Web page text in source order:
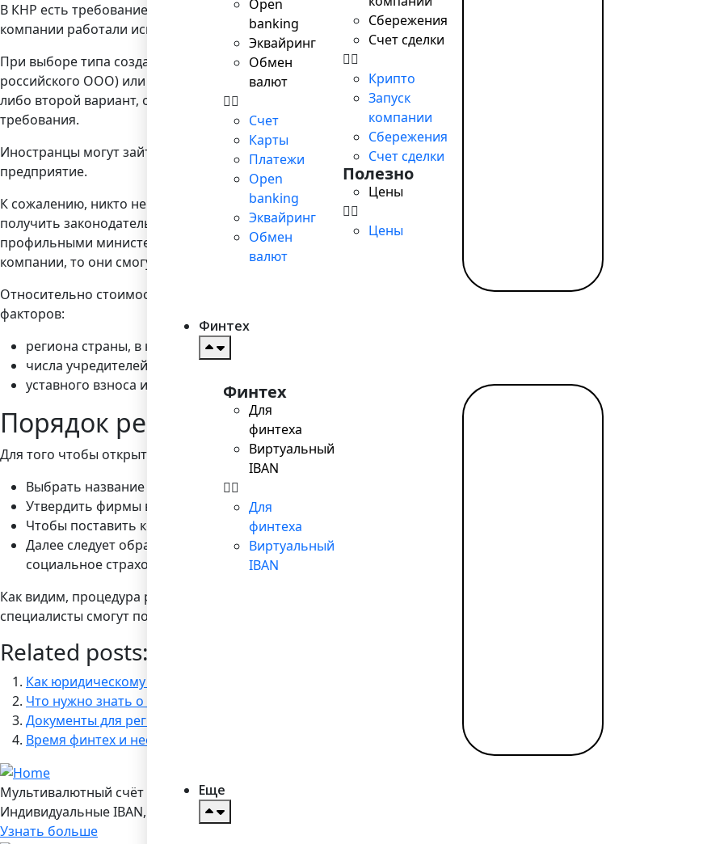
Open
banking
Эквайринг
Обмен
валют
Счет
Карты
Платежи
Open
banking
Эквайринг
Обмен
валют
Сбережения
Счет сделки
Крипто
Запуск
компании
Сбережения
Счет сделки
Полезно
Цены
Цены
Финтех
Финтех
Для
финтеха
Виртуальный
IBAN
Для
финтеха
Виртуальный
IBAN
Еще
В КНР есть требование к перечню товаров или услуг, которые предлагает компания на местном рынке.
компании работали исключительно с теми позициями, которые были зафиксированы при создании фирмы.
При выборе типа создаваемой компании можно использовать одну из двух наиболее распространенных – это
российского ООО) или акционерное общество (у нас оно сокращенно называется АО). У каждого
либо второй вариант, однако большинство юристов советуют выбирать первый, так как к условиям его
требования.
Иностранцы могут зайти на китайский рынок как самостоятельно, так и в совокупности с местным капиталом
предприятие.
К сожалению, никто не сможет назвать вам сроки, за которые Вам удастся открыть фирмы. Это связано с тем,
получить законодательно закрепленное разрешение заниматься выбранным видом деятельности, который
профильными министерствами. Иногда эта процедура может растянуться на 9-10 месяцев, однако в том
компании, то они смогут максимально сократить сроки. Это достигается благодаря их знаниям местного
Относительно стоимости регистрации также сложно назвать окончательную цифру. Однако доподлинно
факторов:
региона страны, в котором проводится регистрация компании;
числа учредителей в момент регистрации;
уставного взноса и других факторов.
Порядок регистрации компании в Китае
Для того чтобы открыть компанию в КНР, бизнесмену необходимо:
Выбрать название для своей будущей фирмы, подать документы на регистрацию в соответствующем
Утвердить фирмы в более высоком органе – например, в Министерстве Коммерции КНР.
Чтобы поставить компанию на учет, необходимо обратиться в регистрационный орган.
Далее следует обращение в налоговую службу, в органы, контролирующие качество и статистику, в
социальное страхование. Этот этап самый длинный, он может занимать от нескольких месяцев до полугода.
Как видим, процедура регистрации достаточно сложная, долгая и бюрократизированная. Вот почему помощь
специалисты смогут помочь все подать правильно с первого раза, чтобы не получать возвраты из-за неверно
Related posts:
Как юридическому лицу открыть счет в иностранном банке
Что нужно знать о мобильном эквайринге
Документы для регистрации компаний: полный список
Время финтех и необанков: тенденции, цифры, факты
Мультивалютный счёт в Bilderlings
Индивидуальные IBAN, 19 валют, платежы SEPA/ SEPA Instant / SWIFT, выгодный обмен, удалённое открытие за
Узнать больше